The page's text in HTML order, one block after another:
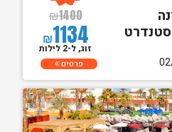
₪1400
₪1134
זוג, ל-2 לילות
פרטים